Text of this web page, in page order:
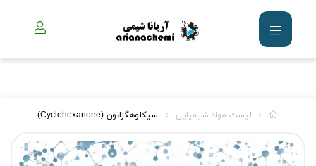
لیست مواد شیمیایی سیکلوهگزانون (Cyclohexanone)